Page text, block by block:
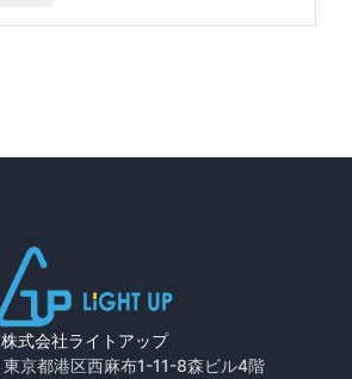
株式会社ライトアップ
東京都港区西麻布1-11-8森ビル4階